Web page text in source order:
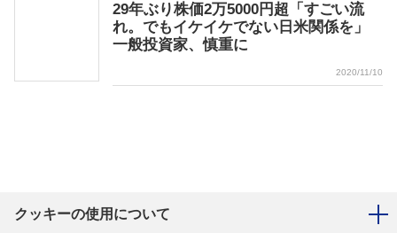
29年ぶり株価2万5000円超「すごい流
れ。でもイケイケでない日米関係を」
一般投資家、慎重に
2020/11/10
クッキーの使用について